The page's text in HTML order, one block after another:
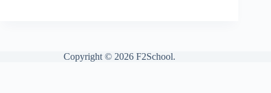
Copyright © 2026 F2School.